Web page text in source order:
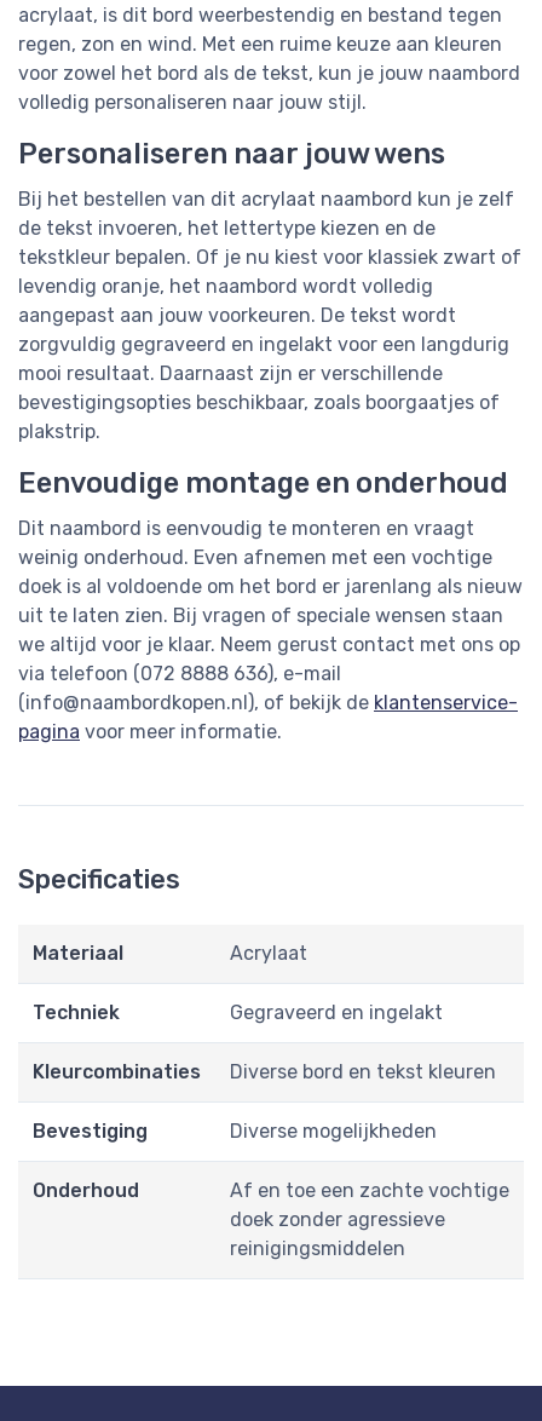
acrylaat, is dit bord weerbestendig en bestand tegen
regen, zon en wind. Met een ruime keuze aan kleuren
voor zowel het bord als de tekst, kun je jouw naambord
volledig personaliseren naar jouw stijl.
Personaliseren naar jouw wens
Bij het bestellen van dit acrylaat naambord kun je zelf
de tekst invoeren, het lettertype kiezen en de
tekstkleur bepalen. Of je nu kiest voor klassiek zwart of
levendig oranje, het naambord wordt volledig
aangepast aan jouw voorkeuren. De tekst wordt
zorgvuldig gegraveerd en ingelakt voor een langdurig
mooi resultaat. Daarnaast zijn er verschillende
bevestigingsopties beschikbaar, zoals boorgaatjes of
plakstrip.
Eenvoudige montage en onderhoud
Dit naambord is eenvoudig te monteren en vraagt
weinig onderhoud. Even afnemen met een vochtige
doek is al voldoende om het bord er jarenlang als nieuw
uit te laten zien. Bij vragen of speciale wensen staan
we altijd voor je klaar. Neem gerust contact met ons op
via telefoon (072 8888 636), e-mail
(info@naambordkopen.nl ), of bekijk de klantenservice-
pagina voor meer informatie.
Specificaties
Materiaal Acrylaat
Techniek Gegraveerd en ingelakt
Kleurcombinaties Diverse bord en tekst kleuren
Bevestiging Diverse mogelijkheden
Onderhoud
Af en toe een zachte vochtige
doek zonder agressieve
reinigingsmiddelen